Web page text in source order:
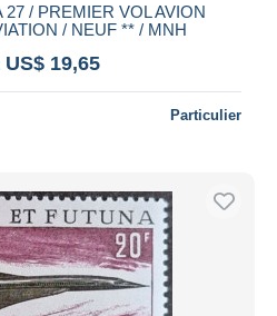
27 / PREMIER VOL AVION
/ NEUF ** / MNH
US$ 19,65
Particulier